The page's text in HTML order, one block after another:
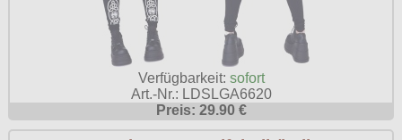
Verfügbarkeit: sofort
Art.-Nr.: LDSLGA6620
Preis: 29.90 €